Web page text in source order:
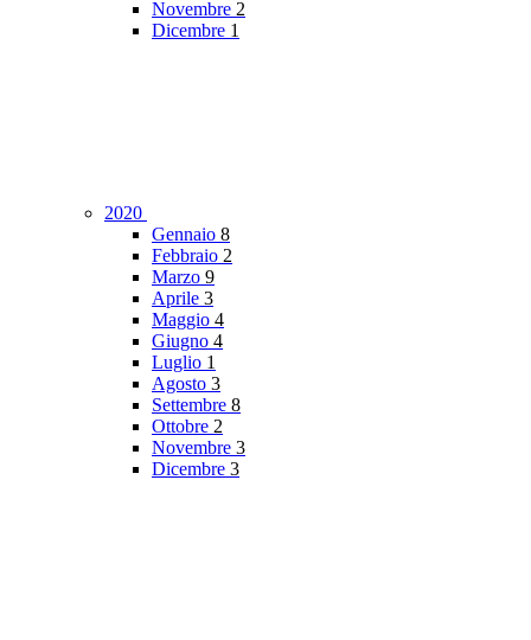
Novembre 2
Dicembre 1
2020
Gennaio 8
Febbraio 2
Marzo 9
Aprile 3
Maggio 4
Giugno 4
Luglio 1
Agosto 3
Settembre 8
Ottobre 2
Novembre 3
Dicembre 3